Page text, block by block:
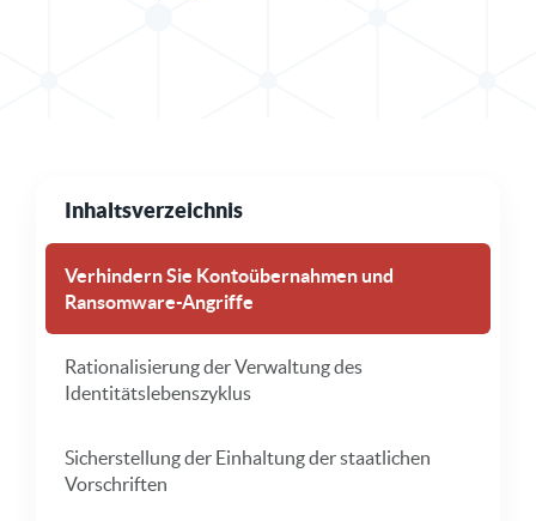
Inhaltsverzeichnis
Verhindern Sie Kontoübernahmen und
Ransomware-Angriffe
Rationalisierung der Verwaltung des
Identitätslebenszyklus
Sicherstellung der Einhaltung der staatlichen
Vorschriften